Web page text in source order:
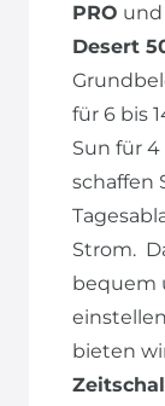
PRO
Desert
für 6 bis
Sun für
schaffen
Strom.
bequem
bieten